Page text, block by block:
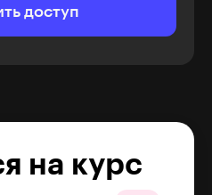
доступ
на курс